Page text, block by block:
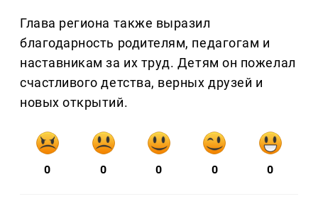
Глава региона также выразил
благодарность родителям, педагогам и
наставникам за их труд. Детям он пожелал
счастливого детства, верных друзей и
новых открытий.
0 0 0 0 0